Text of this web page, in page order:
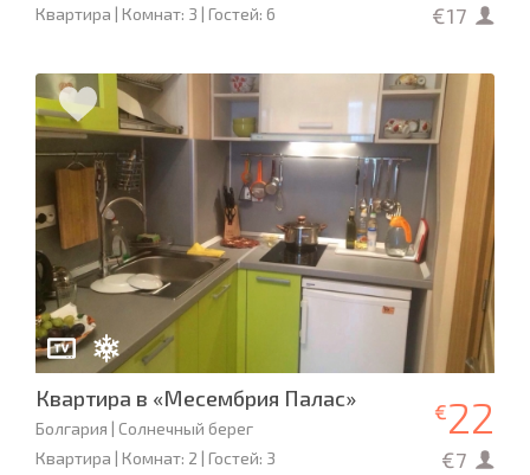
Квартира | Комнат: 3 | Гостей: 6
€17
Квартира в «Месембрия Палас»
Болгария | Солнечный берег
Квартира | Комнат: 2 | Гостей: 3
€22
€7